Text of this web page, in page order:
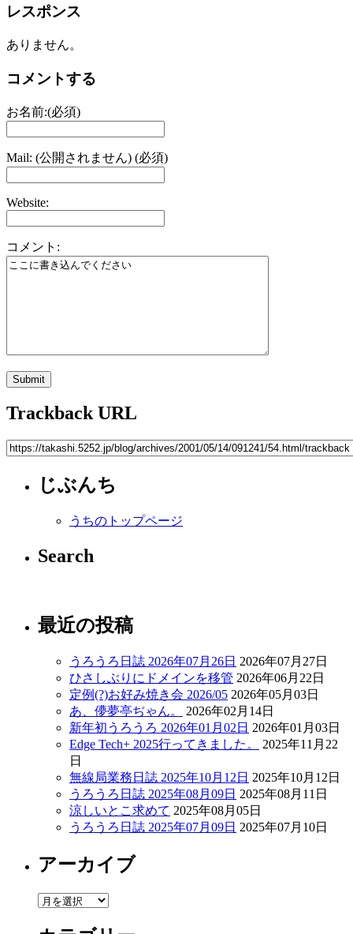
レスポンス
ありません。
コメントする
お名前:(必須)
Mail: (公開されません) (必須)
Website:
コメント:
Trackback URL
じぶんち
うちのトップページ
Search
最近の投稿
うろうろ日誌 2026年07月26日 2026年07月27日
ひさしぶりにドメインを移管 2026年06月22日
定例(?)お好み焼き会 2026/05 2026年05月03日
あ、儚夢亭ぢゃん。
2026年02月14日
新年初うろうろ 2026年01月02日 2026年01月03日
Edge Tech+ 2025行ってきました。
2025年11月22
日
無線局業務日誌 2025年10月12日 2025年10月12日
うろうろ日誌 2025年08月09日 2025年08月11日
涼しいとこ求めて 2025年08月05日
うろうろ日誌 2025年07月09日 2025年07月10日
アーカイブ
ア